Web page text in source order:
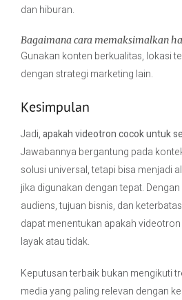
dan hiburan.
Bagaimana cara memaksimalkan
Gunakan konten berkualitas, lokasi
dengan strategi marketing lain.
Kesimpulan
Jadi,apakah videotron cocok untuk
Jawabannya bergantung pada
solusi universal, tetapi bisa menjadi
jika digunakan dengan tepat.
audiens, tujuan bisnis, dan
dapat menentukan apakah
layak atau tidak.
Keputusan terbaik bukan mengikuti
media yang paling relevan dengan